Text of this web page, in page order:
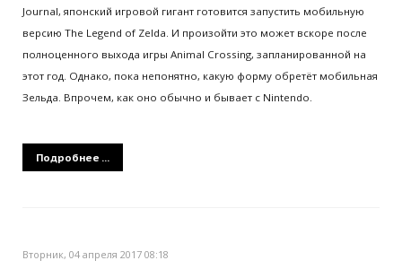
Journal, японский игровой гигант готовится запустить мобильную
версию The Legend of Zelda. И произойти это может вскоре после
полноценного выхода игры Animal Crossing, запланированной на
этот год. Однако, пока непонятно, какую форму обретёт мобильная
Зельда. Впрочем, как оно обычно и бывает с Nintendo.
Подробнее ...
Вторник, 04 апреля 2017 08:18